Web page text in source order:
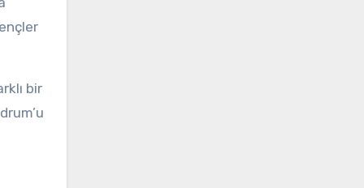
bir